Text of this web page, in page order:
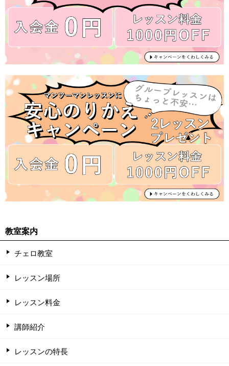
教室案内
チェロ教室
レッスン場所
レッスン料金
講師紹介
レッスンの特長